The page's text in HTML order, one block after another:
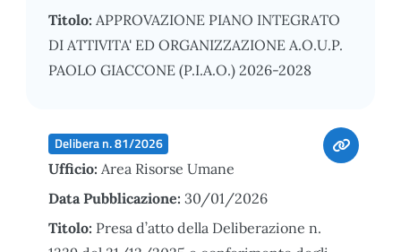
Titolo: APPROVAZIONE PIANO INTEGRATO
DI ATTIVITA' ED ORGANIZZAZIONE A.O.U.P.
PAOLO GIACCONE (P.I.A.O.) 2026-2028
Delibera n. 81/2026
Ufficio: Area Risorse Umane
Data Pubblicazione: 30/01/2026
Titolo: Presa d’atto della Deliberazione n.